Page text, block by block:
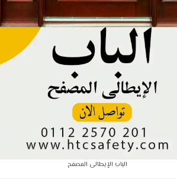
الباب الإيطالى المصفح